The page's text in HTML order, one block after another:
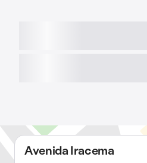
Avenida Iracema